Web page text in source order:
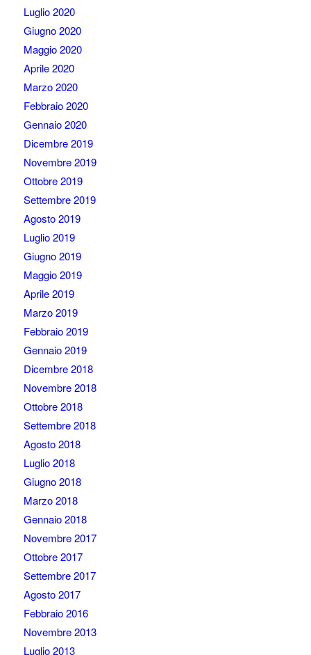
Luglio 2020
Giugno 2020
Maggio 2020
Aprile 2020
Marzo 2020
Febbraio 2020
Gennaio 2020
Dicembre 2019
Novembre 2019
Ottobre 2019
Settembre 2019
Agosto 2019
Luglio 2019
Giugno 2019
Maggio 2019
Aprile 2019
Marzo 2019
Febbraio 2019
Gennaio 2019
Dicembre 2018
Novembre 2018
Ottobre 2018
Settembre 2018
Agosto 2018
Luglio 2018
Giugno 2018
Marzo 2018
Gennaio 2018
Novembre 2017
Ottobre 2017
Settembre 2017
Agosto 2017
Febbraio 2016
Novembre 2013
Luglio 2013